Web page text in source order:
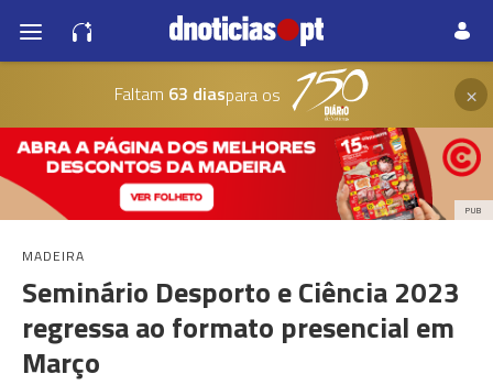
Faltam 63 diaspara os ×
PUB
MADEIRA
Seminário Desporto e Ciência 2023
regressa ao formato presencial em
Março